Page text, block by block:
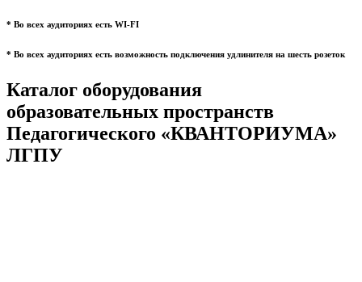
* Во всех аудиториях есть WI-FI
* Во всех аудиториях есть возможность подключения удлинителя на шесть розеток
Каталог оборудования
образовательных пространств
Педагогического «КВАНТОРИУМА»
ЛГПУ